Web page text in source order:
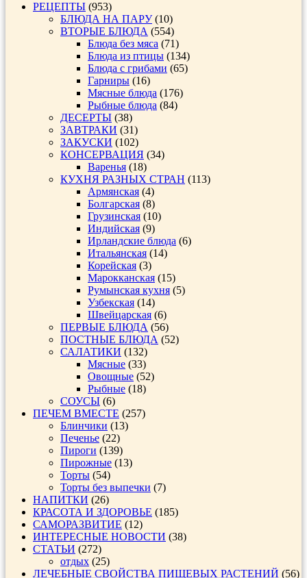
РЕЦЕПТЫ (953)
БЛЮДА НА ПАРУ(10)
ВТОРЫЕ БЛЮДА (554)
Блюда без мяса (71)
Блюда из птицы (134)
Блюда с грибами (65)
Гарниры (16)
Мясные блюда (176)
Рыбные блюда (84)
ДЕСЕРТЫ (38)
ЗАВТРАКИ (31)
ЗАКУСКИ (102)
КОНСЕРВАЦИЯ (34)
Варенья (18)
КУХНЯ РАЗНЫХ СТРАН (113)
Армянская (4)
Болгарская (8)
Грузинская (10)
Индийская (9)
Ирландские блюда (6)
Итальянская (14)
Корейская (3)
Марокканская (15)
Румынская кухня (5)
Узбекская (14)
Швейцарская (6)
ПЕРВЫЕ БЛЮДА (56)
ПОСТНЫЕ БЛЮДА (52)
САЛАТИКИ (132)
Мясные (33)
Овощные (52)
Рыбные (18)
СОУСЫ (6)
ПЕЧЕМ ВМЕСТЕ (257)
Блинчики (13)
Печенье (22)
Пироги (139)
Пирожные (13)
Торты (54)
Торты без выпечки (7)
НАПИТКИ (26)
КРАСОТА И ЗДОРОВЬЕ (185)
САМОРАЗВИТИЕ (12)
ИНТЕРЕСНЫЕ НОВОСТИ (38)
СТАТЬИ (272)
отдых (25)
ЛЕЧЕБНЫЕ СВОЙСТВА ПИЩЕВЫХ РАСТЕНИЙ (56)